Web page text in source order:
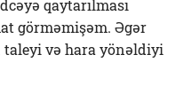
qaytarılması
görməmişəm. Əgər
taleyi və hara yönəldiyi